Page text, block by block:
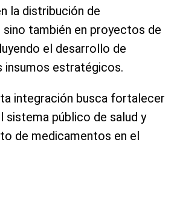
la distribución de
también en proyectos de
el desarrollo de
insumos estratégicos.
integración busca fortalecer
sistema público de salud y
de medicamentos en el